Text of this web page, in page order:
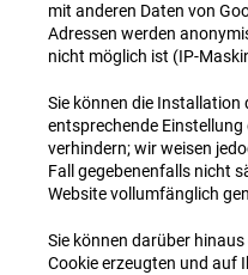
mit anderen Daten von
Adressen werden
nicht möglich ist (IP-
Sie können die Installation
entsprechende
verhindern; wir weisen
Fall gegebenenfalls nicht
Website vollumfänglich
Sie können darüber
Cookie erzeugten und auf